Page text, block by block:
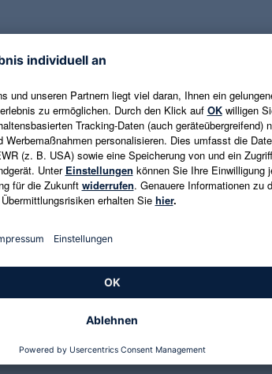
Trends,
ist jederzeit in
E-Mail-Adresse eingeben
Es gelten die Datenschutzrichtlinien
Rechtliches